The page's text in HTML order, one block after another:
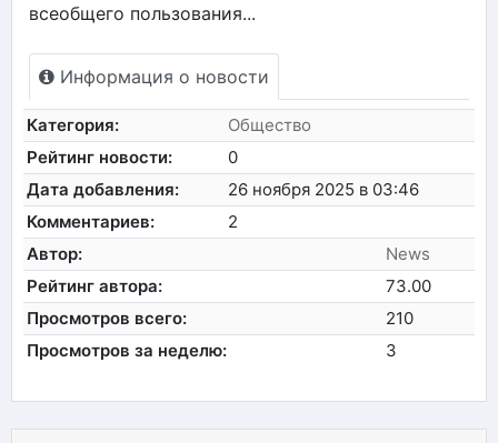
всеобщего пользования...
Информация о новости
Категория:
Общество
Рейтинг новости:
0
Дата добавления:
26 ноября 2025 в 03:46
Комментариев:
2
Автор:
News
Рейтинг автора:
73.00
Просмотров всего:
210
Просмотров за неделю:
3